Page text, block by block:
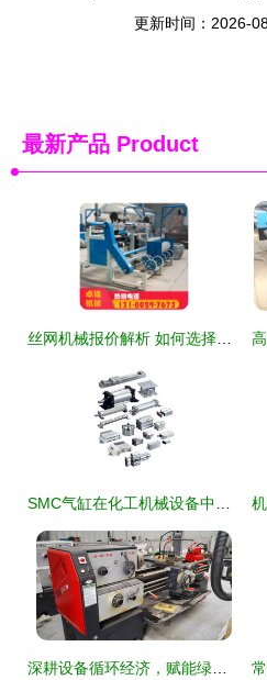
更新时间：2026-
最新产品 Product